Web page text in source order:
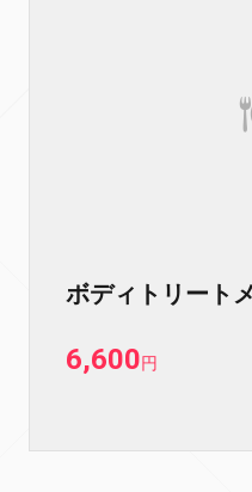
ボディトリート
6,600円